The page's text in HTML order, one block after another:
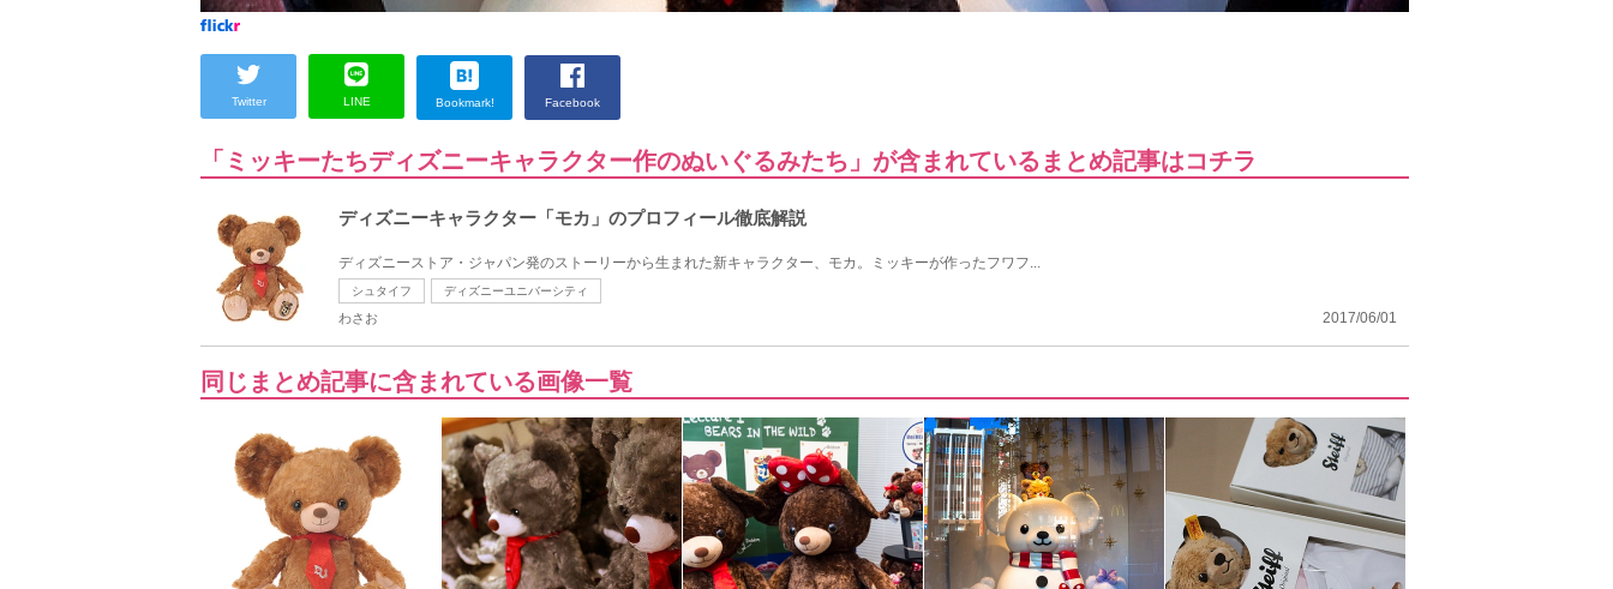
Twitter LINE Bookmark! Facebook
「ミッキーたちディズニーキャラクター作のぬいぐるみたち」が含まれているまとめ記事はコチラ
ディズニーキャラクター「モカ」のプロフィール徹底解説
ディズニーストア・ジャパン発のストーリーから生まれた新キャラクター、モカ。ミッキーが作ったフワフ...
シュタイフ ディズニーユニバーシティ
2017/06/01
わさお
同じまとめ記事に含まれている画像一覧